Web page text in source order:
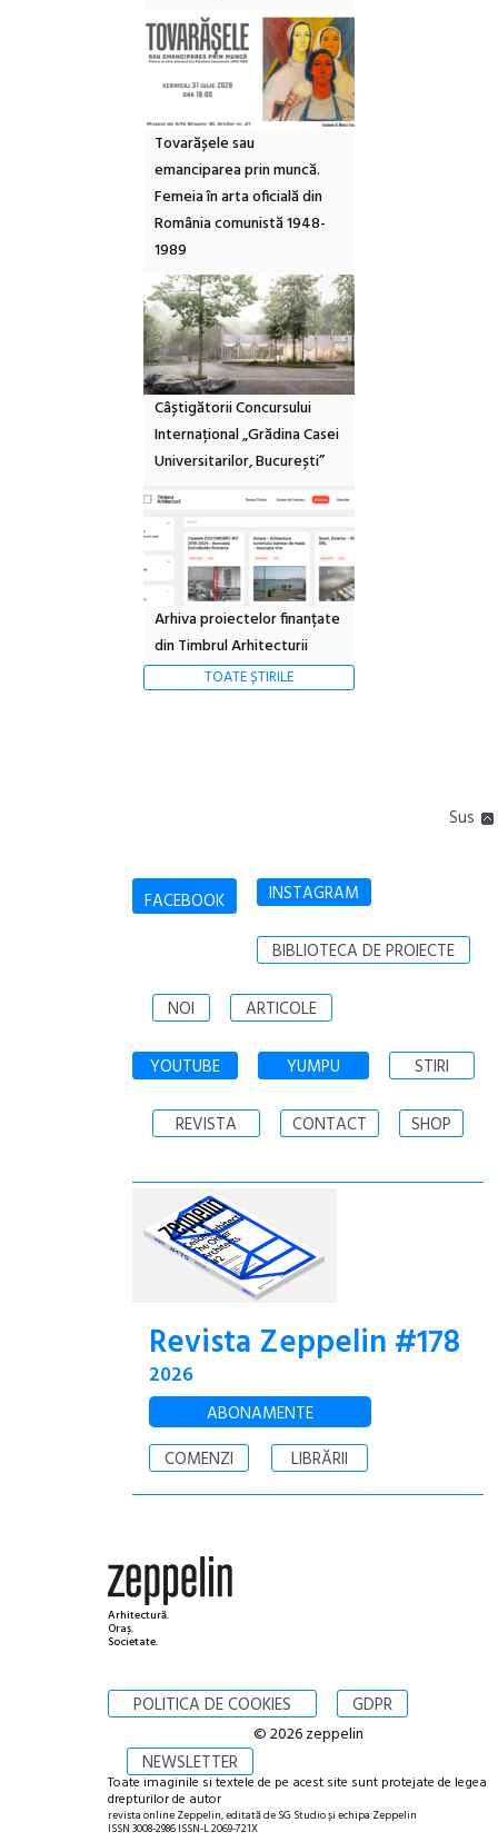
Tovarășele sau
emanciparea prin muncă.
Femeia în arta oficială din
România comunistă 1948-
1989
Câștigătorii Concursului
Internațional „Grădina Casei
Universitarilor, București”
Arhiva proiectelor finanțate
din Timbrul Arhitecturii
TOATE ȘTIRILE
Sus
FACEBOOK INSTAGRAM
BIBLIOTECA DE PROIECTE
NOI ARTICOLE
YOUTUBE YUMPU STIRI
REVISTA CONTACT SHOP
Revista Zeppelin #178
2026
ABONAMENTE
COMENZI
LIBRĂRII
Arhitectură.
Oraș.
Societate.
POLITICA DE COOKIES GDPR
NEWSLETTER
© 2026 zeppelin
Toate imaginile si textele de pe acest site sunt protejate de legea
drepturilor de autor
revista online Zeppelin, editată de SG Studio și echipa Zeppelin
ISSN 3008-2986 ISSN-L 2069-721X